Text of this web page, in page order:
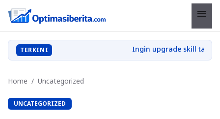
menu
TERKINI
Home / Uncategorized
UNCATEGORIZED